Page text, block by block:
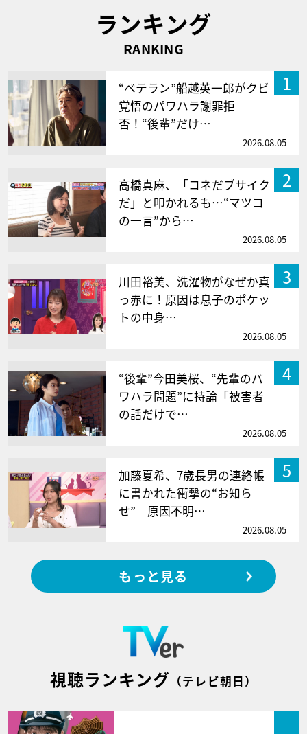
ランキング
RANKING
1
“ベテラン”船越英一郎がクビ
覚悟のパワハラ謝罪拒
否！“後輩”だけ…
2026.08.05
2
高橋真麻、「コネだブサイク
だ」と叩かれるも…“マツコ
の一言”から…
2026.08.05
3
川田裕美、洗濯物がなぜか真
っ赤に！原因は息子のポケッ
トの中身…
2026.08.05
4
“後輩”今田美桜、“先輩のパ
ワハラ問題”に持論「被害者
の話だけで…
2026.08.05
5
加藤夏希、7歳長男の連絡帳
に書かれた衝撃の“お知ら
せ” 原因不明…
2026.08.05
もっと見る
視聴ランキング （テレビ朝日）